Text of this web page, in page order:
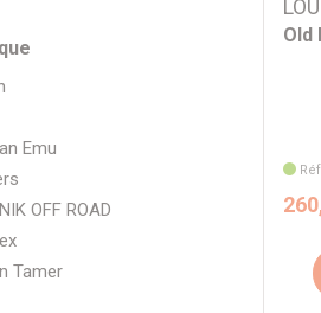
Old
Emu
OFF ROAD
Tamer